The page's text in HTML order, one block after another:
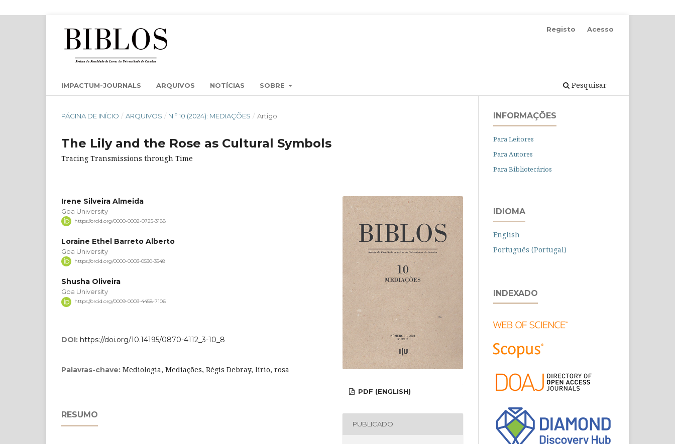
IMPACTUM-JOURNALS ARQUIVOS NOTÍCIAS SOBRE Pesquisar
Registo Acesso
PÁGINA DE INÍCIO / ARQUIVOS / N.º 10 (2024): MEDIAÇÕES / Artigo
The Lily and the Rose as Cultural Symbols
Tracing Transmissions through Time
Irene Silveira Almeida
Goa University
https://orcid.org/0000-0002-0725-3188
Loraine Ethel Barreto Alberto
Goa University
https://orcid.org/0000-0003-0530-3548
Shusha Oliveira
Goa University
https://orcid.org/0009-0003-4458-7106
DOI: https://doi.org/10.14195/0870-4112_3-10_8
Palavras-chave: Mediologia, Mediações, Régis Debray, lírio, rosa
RESUMO
PDF (ENGLISH)
PUBLICADO
INFORMAÇÕES
Para Leitores
Para Autores
Para Bibliotecários
IDIOMA
English
Português (Portugal)
INDEXADO